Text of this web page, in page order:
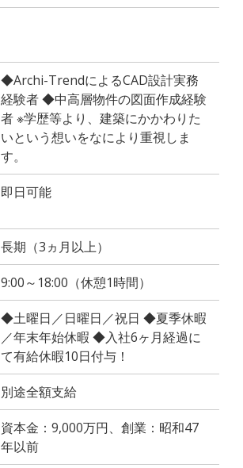
◆Archi-TrendによるCAD設計実務
経験者 ◆中高層物件の図面作成経験
者 ※学歴等より、建築にかかわりた
いという想いをなにより重視しま
す。
即日可能
長期（3ヵ月以上）
9:00～18:00（休憩1時間）
◆土曜日／日曜日／祝日 ◆夏季休暇
／年末年始休暇 ◆入社6ヶ月経過に
て有給休暇10日付与！
別途全額支給
資本金：9,000万円、創業：昭和47
年以前